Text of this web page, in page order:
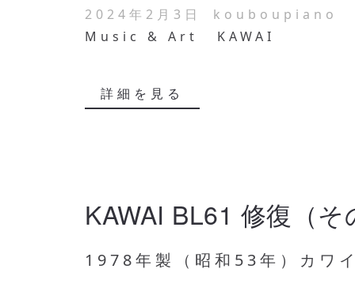
2024年2月3日
kouboupiano
Music & Art
KAWAI
詳細を見る
KAWAI BL61 修復（そ
1978年製（昭和53年）カワ